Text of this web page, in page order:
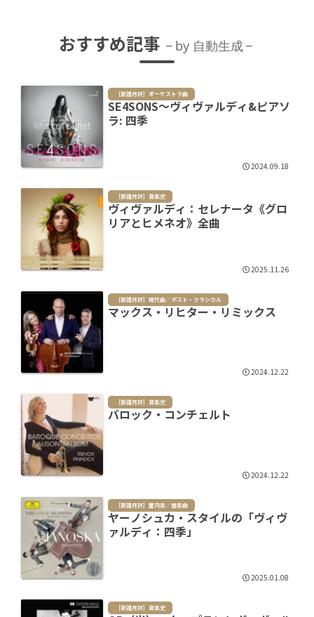
おすすめ記事 by 自動生成
［新譜月評］オーケストラ曲
SE4SONS～ヴィヴァルディ&ピアソ
ラ: 四季
2024.09.18
［新譜月評］音楽史
ヴィヴァルディ：セレナータ《グロ
リアとヒメネオ》全曲
2025.11.26
［新譜月評］現代曲／ポスト・クラシカル
マックス・リヒター・リミックス
2024.12.22
［新譜月評］音楽史
バロック・コンチェルト
2024.12.22
［新譜月評］室内楽／器楽曲
ヤーノシュカ・スタイルの「ヴィヴ
ァルディ：四季」
2025.01.08
［新譜月評］音楽史